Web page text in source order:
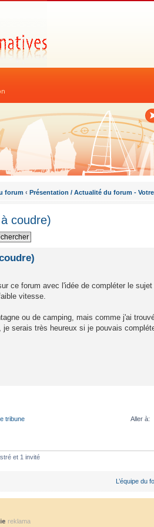
forum ‹ Présentation / Actualité du forum -
coudre)
ce forum avec l'idée de compléter le
vitesse.
ou de camping, mais comme j'ai
serais très heureux si je pouvais
tribune Aller à:
et 1 invité
L’équipe du
reklama